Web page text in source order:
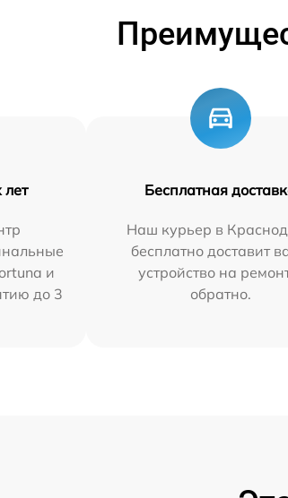
лет
и
до 3
Бесплатная
Наш курьер в
бесплатно доставит
устройство на
обратно.